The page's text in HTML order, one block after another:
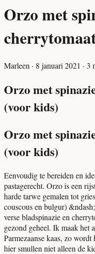
Orzo met
Marleen · 8 januari 2021 · 3
Orzo met
(voor kids)
Orzo met
(voor kids)
Eenvoudig te bereiden en
pastagerecht. Orzo is een
harde tarwe gemalen tot
couscous en bulgur)
verse bladspinazie en
gezond geheel. Ik maak het
Parmezaanse kaas, zo
hier smullen niet alleen de